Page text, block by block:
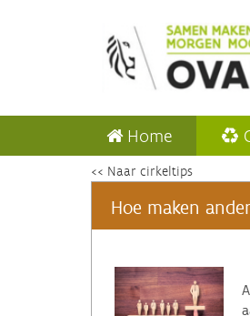
Home
<< Naar cirkeltips
Hoe maken